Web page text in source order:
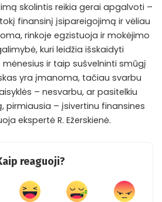
skolintis reikia gerai apgalvoti –
finansinį įsipareigojimą ir vėliau
rinkoje egzistuoja ir mokėjimo
kuri leidžia išskaidyti
mėnesius ir taip sušvelninti smūgį
yra įmanoma, tačiau svarbu
– nesvarbu, ar pasitelkiu
pirmiausia – įsivertinu finansines
ekspertė R. Ežerskienė.
reaguoji?